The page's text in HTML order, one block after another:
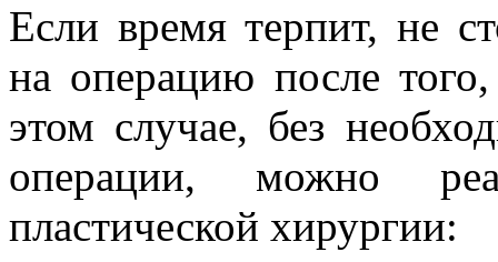
Если время терпит, не
на операцию после
этом случае, без
операции, можно
пластической хирургии: